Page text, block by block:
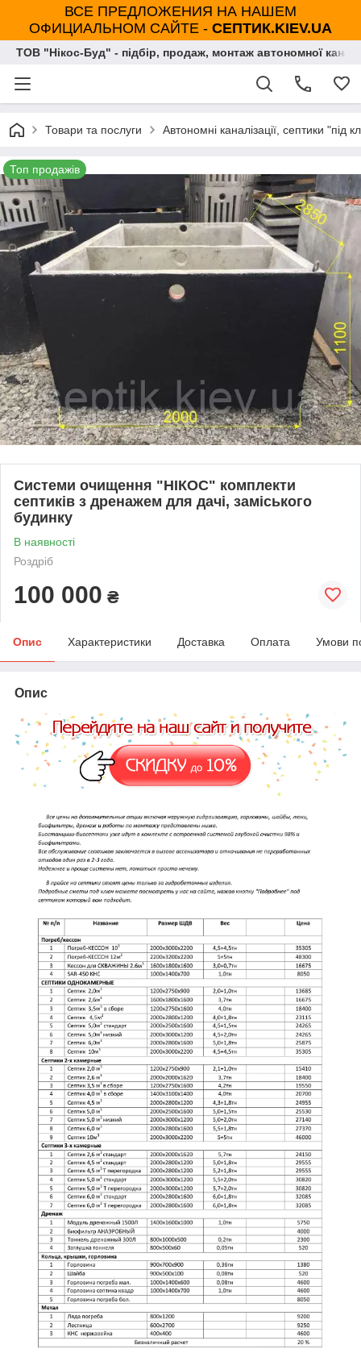
ВСЕ ПРЕДЛОЖЕНИЯ НА НАШЕМ
ОФИЦИАЛЬНОМ САЙТЕ - СЕПТИК.KIEV.UA
ТОВ "Нікос-Буд" - підбір, продаж, монтаж автономної
Товари та послуги Автономні каналізації, септики "під
Топ продажів
Системи очищення "НІКОС" комплекти
септиків з дренажем для дачі, заміського
будинку
В наявності
Роздріб
100 000 ₴
Опис Характеристики Доставка Оплата Умови
Опис